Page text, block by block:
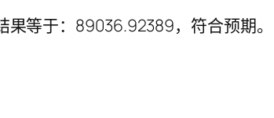
等于：89036.92389，符合预期。